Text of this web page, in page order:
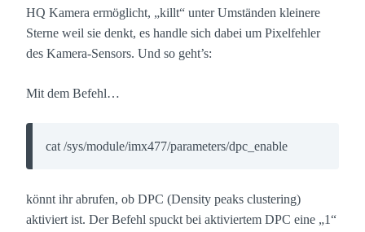
HQ Kamera ermöglicht, „killt“ unter Umständen kleinere
Sterne weil sie denkt, es handle sich dabei um Pixelfehler
des Kamera-Sensors. Und so geht’s:
Mit dem Befehl…
cat /sys/module/imx477/parameters/dpc_enable
könnt ihr abrufen, ob DPC (Density peaks clustering)
aktiviert ist. Der Befehl spuckt bei aktiviertem DPC eine „1“